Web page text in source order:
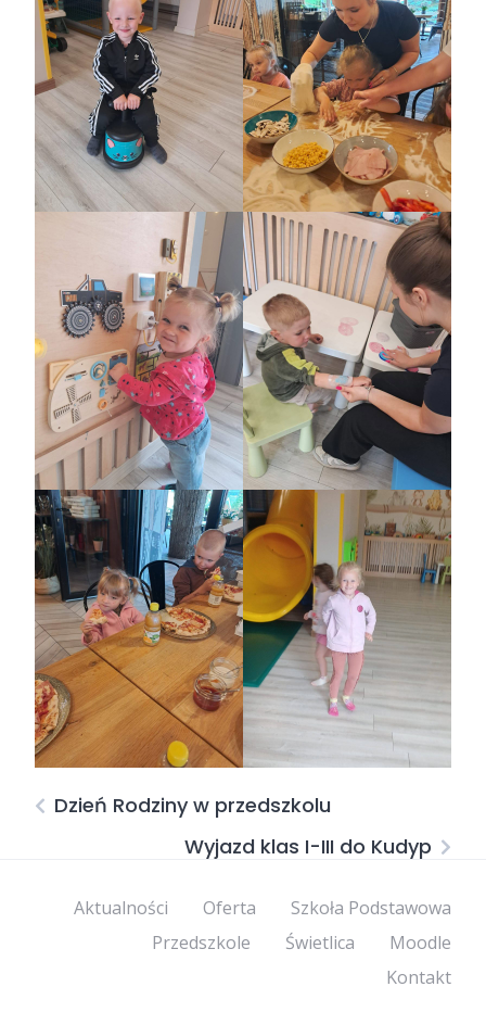
Dzień Rodziny w przedszkolu
Wyjazd klas I-III do Kudyp
Aktualności Oferta
Szkoła Podstawowa
Przedszkole
Świetlica
Moodle
Kontakt